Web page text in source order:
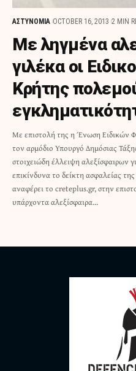
ΑΣΤΥΝΟΜΙΑ OCTOBER 16, 2013 2 MIN
Με ληγμένα
γιλέκα οι
Κρήτης
Με επιστολή της η Ένωση Ειδικών
τον αρμόδιο Υπουργό Δημόσιας
στοιχειώδη έλλειψη αλεξίσφαιρων
επικίνδυνα το δείκτη ασφαλείας
αναφέρει το creteplus.gr, στην
υπάρχοντα αλεξίσφαιρα…